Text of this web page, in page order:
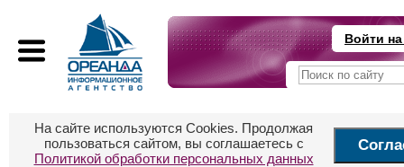
Войти
На сайте используются Cookies. Продолжая
пользоваться сайтом, вы соглашаетесь с
Политикой обработки персональных данных